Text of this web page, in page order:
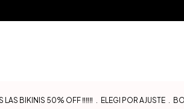
LAS BIKINIS 50% OFF ‼️‼️‼️ . ELEGI POR AJUSTE .